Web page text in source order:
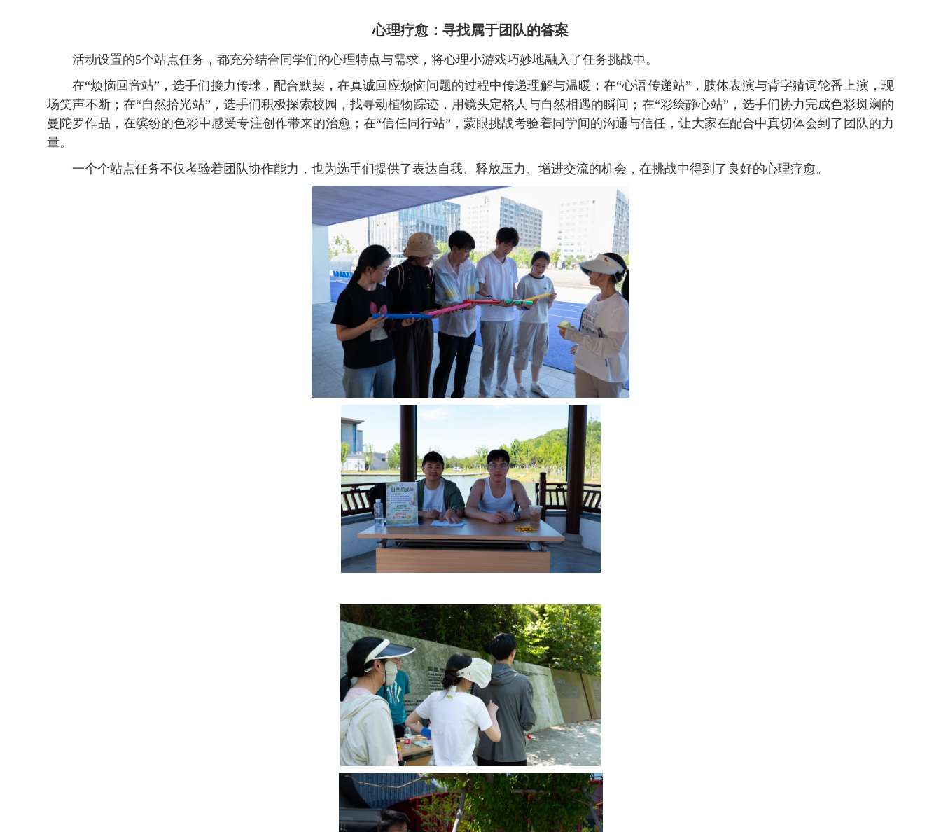
心理疗愈：寻找属于团队的答案
活动设置的5个站点任务，都充分结合同学们的心理特点与需求，将心理小游戏巧妙地融入了任务挑战中。
在“烦恼回音站”，选手们接力传球，配合默契，在真诚回应烦恼问题的过程中传递理解与温暖；在“心语传递站”，肢体表演与背字猜词轮番上演，现
场笑声不断；在“自然拾光站”，选手们积极探索校园，找寻动植物踪迹，用镜头定格人与自然相遇的瞬间；在“彩绘静心站”，选手们协力完成色彩斑斓的
曼陀罗作品，在缤纷的色彩中感受专注创作带来的治愈；在“信任同行站”，蒙眼挑战考验着同学间的沟通与信任，让大家在配合中真切体会到了团队的力
量。
一个个站点任务不仅考验着团队协作能力，也为选手们提供了表达自我、释放压力、增进交流的机会，在挑战中得到了良好的心理疗愈。